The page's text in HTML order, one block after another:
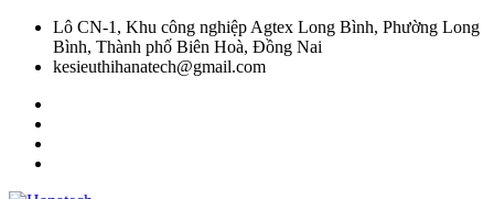
Lô CN-1, Khu công nghiệp Agtex Long Bình, Phường Long
Bình, Thành phố Biên Hoà, Đồng Nai
kesieuthihanatech@gmail.com